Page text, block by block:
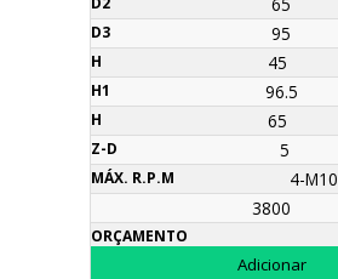
65
95
45
96.5
65
5
4-M10
3800